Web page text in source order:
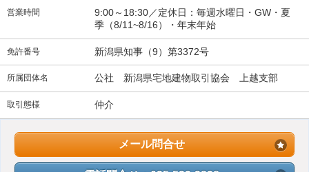
営業時間
9:00～18:30／定休日：毎週水曜日・GW・夏
季（8/11~8/16）・年末年始
免許番号 新潟県知事（9）第3372号
所属団体名 公社 新潟県宅地建物取引協会 上越支部
取引態様 仲介
メール問合せ